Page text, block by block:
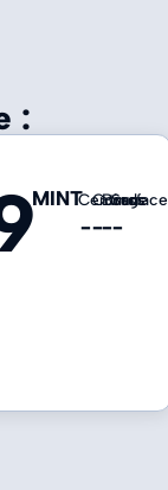
:
MINTCentrage
-
Coins
-
Bords
-
Surface
-